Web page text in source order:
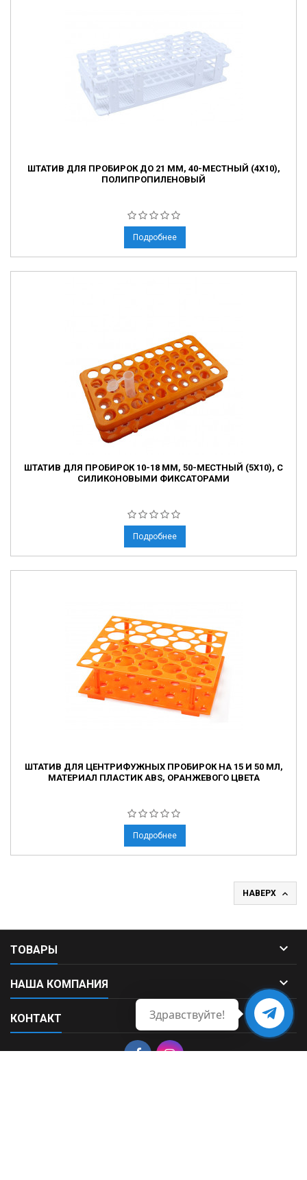
ШТАТИВ ДЛЯ ПРОБИРОК ДО 21 ММ, 40-МЕСТНЫЙ (4Х10),
ПОЛИПРОПИЛЕНОВЫЙ
Подробнее
ШТАТИВ ДЛЯ ПРОБИРОК 10-18 ММ, 50-МЕСТНЫЙ (5Х10), С
СИЛИКОНОВЫМИ ФИКСАТОРАМИ
Подробнее
ШТАТИВ ДЛЯ ЦЕНТРИФУЖНЫХ ПРОБИРОК НА 15 И 50 МЛ,
МАТЕРИАЛ ПЛАСТИК ABS, ОРАНЖЕВОГО ЦВЕТА
Подробнее
НАВЕРХ 
ТОВАРЫ 
НАША КОМПАНИЯ 
КОНТАКТ 
Свяжитесь
с нами
Здравствуйте!